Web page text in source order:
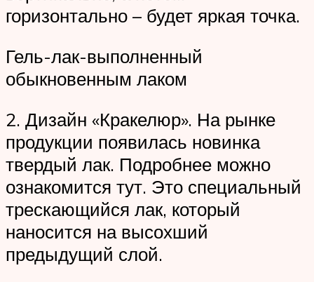
горизонтально – будет яркая точка.
Гель-лак-выполненный
обыкновенным лаком
2. Дизайн «Кракелюр». На рынке
продукции появилась новинка
твердый лак. Подробнее можно
ознакомится тут. Это специальный
трескающийся лак, который
наносится на высохший
предыдущий слой.